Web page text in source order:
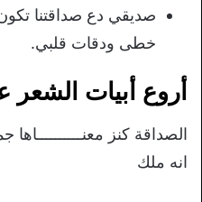
صديقي دع صداقتنا
خطى ودقات قلبي.
أروع أبيات الشعر
الصداقة كنز معنــــــــــاها
انه ملك